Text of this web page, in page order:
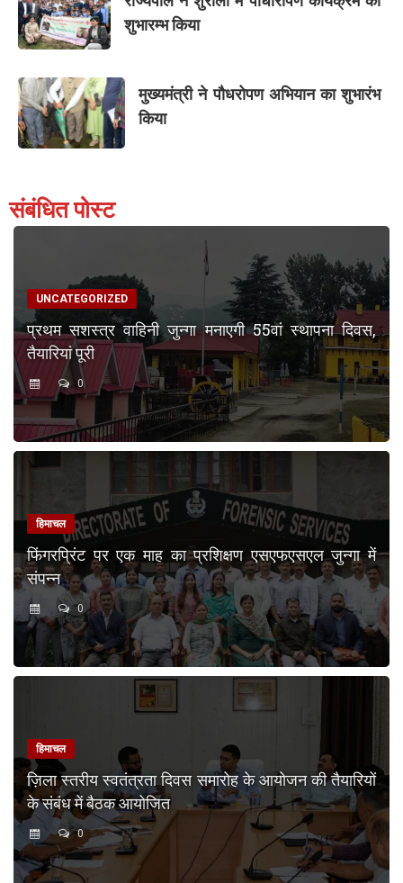
शुभारम्भ किया
मुख्यमंत्री ने पौधरोपण अभियान का शुभारंभ
किया
संबंधित पोस्ट
UNCATEGORIZED
प्रथम सशस्त्र वाहिनी जुन्गा मनाएगी 55वां स्थापना दिवस,
तैयारियां पूरी
0
हिमाचल
फिंगरप्रिंट पर एक माह का प्रशिक्षण एसएफएसएल जुन्गा में
संपन्न
0
हिमाचल
ज़िला स्तरीय स्वतंत्रता दिवस समारोह के आयोजन की तैयारियों
के संबंध में बैठक आयोजित
0